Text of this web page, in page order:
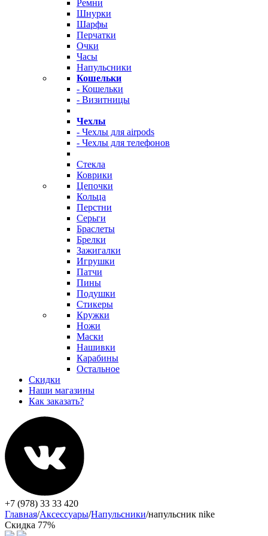
Ремни
Шнурки
Шарфы
Перчатки
Очки
Часы
Напульсники
Кошельки
- Кошельки
- Визитницы
Чехлы
- Чехлы для airpods
- Чехлы для телефонов
Стекла
Коврики
Цепочки
Кольца
Перстни
Серьги
Браслеты
Брелки
Зажигалки
Игрушки
Патчи
Пины
Подушки
Стикеры
Кружки
Ножи
Маски
Нашивки
Карабины
Остальное
Скидки
Наши магазины
Как заказать?
+7 (978) 33 33 420
Главная/Аксессуары/Напульсники/напульсник nike
Скидка 77%